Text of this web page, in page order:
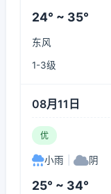
24° ~ 35°
东风
1-3级
08月11日
优
小雨 阴
25° ~ 34°